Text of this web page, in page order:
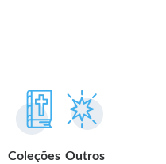
Coleções Outros